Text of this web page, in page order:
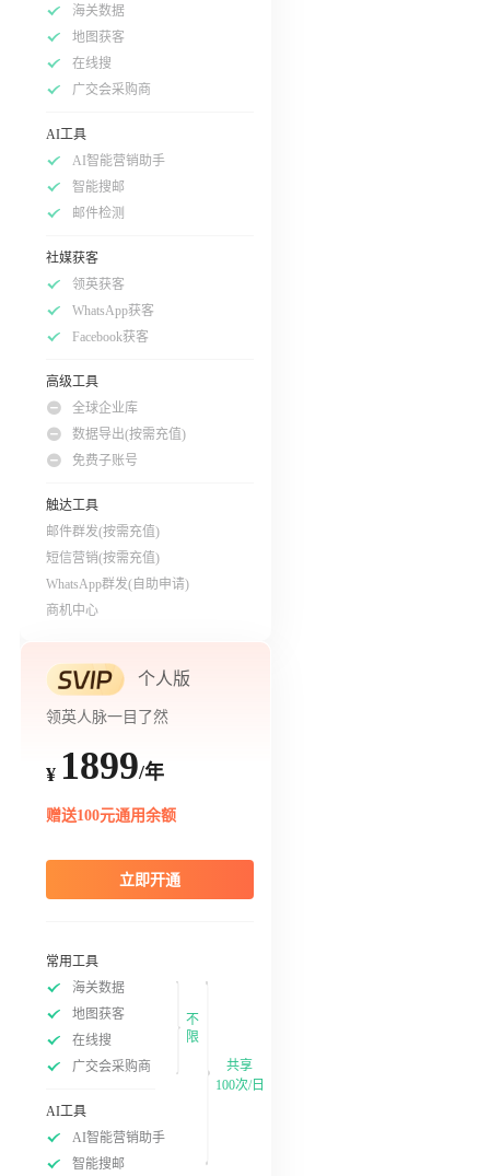
海关数据
地图获客
在线搜
广交会采购商
AI工具
AI智能营销助手
智能搜邮
邮件检测
社媒获客
领英获客
WhatsApp获客
Facebook获客
高级工具
全球企业库
数据导出(按需充值)
免费子账号
触达工具
邮件群发(按需充值)
短信营销(按需充值)
WhatsApp群发(自助申请)
商机中心
个人版
领英人脉一目了然
¥ 1899/年
赠送100元通用余额
立即开通
常用工具
海关数据
地图获客
在线搜
广交会采购商
不
限
AI工具
AI智能营销助手
智能搜邮
共享
100次/日